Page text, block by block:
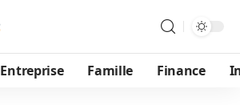
Entreprise Famille Finance